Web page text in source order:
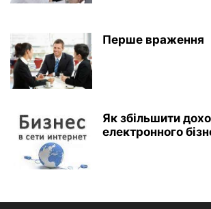
Перше враження
Як збільшити
електронного